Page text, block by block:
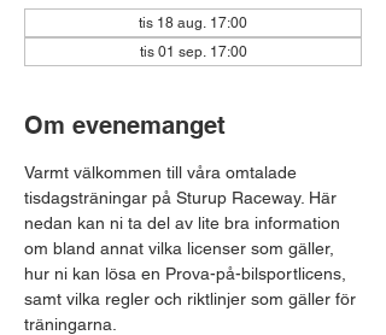
tis 18 aug. 17:00
tis 01 sep. 17:00
Om evenemanget
Varmt välkommen till våra omtalade
tisdagsträningar på Sturup Raceway. Här
nedan kan ni ta del av lite bra information
om bland annat vilka licenser som gäller,
hur ni kan lösa en Prova-på-bilsportlicens,
samt vilka regler och riktlinjer som gäller för
träningarna.​